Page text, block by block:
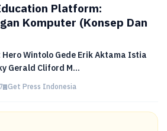
Platform:
Komputer (Konsep Dan
Wintolo Gede Erik Aktama Istia
Gerald Cliford M...
Get Press Indonesia